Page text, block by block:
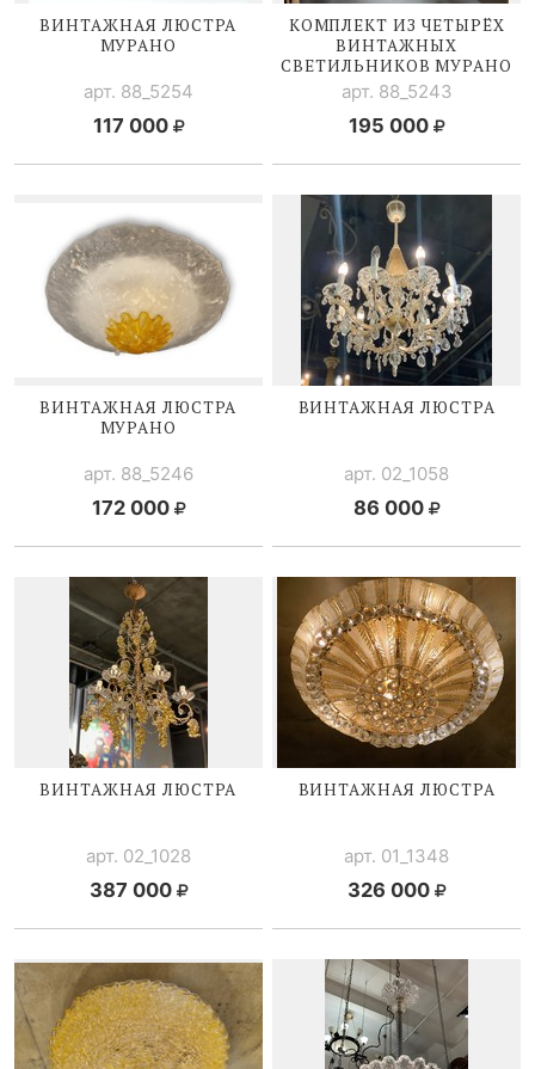
ВИНТАЖНАЯ ЛЮСТРА
МУРАНО
арт. 88_5254
117 000
КОМПЛЕКТ ИЗ ЧЕТЫРЁХ
ВИНТАЖНЫХ
СВЕТИЛЬНИКОВ МУРАНО
арт. 88_5243
195 000
ВИНТАЖНАЯ ЛЮСТРА
МУРАНО
арт. 88_5246
172 000
ВИНТАЖНАЯ ЛЮСТРА
арт. 02_1058
86 000
ВИНТАЖНАЯ ЛЮСТРА
арт. 02_1028
387 000
ВИНТАЖНАЯ ЛЮСТРА
арт. 01_1348
326 000